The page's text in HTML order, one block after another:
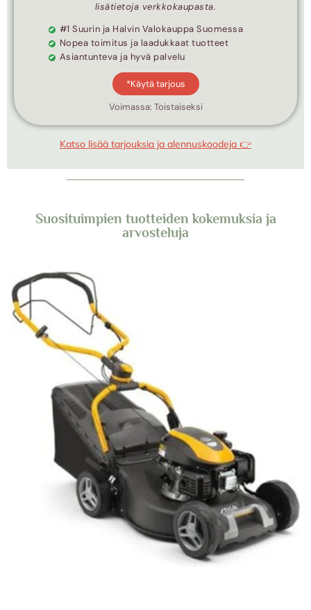
lisätietoja verkkokaupasta.
#1 Suurin ja Halvin Valokauppa Suomessa
Nopea toimitus ja laadukkaat tuotteet
Asiantunteva ja hyvä palvelu
*Käytä tarjous
Voimassa: Toistaiseksi
Katso lisää tarjouksia ja alennuskoodeja 👉
Suosituimpien tuotteiden kokemuksia ja
arvosteluja